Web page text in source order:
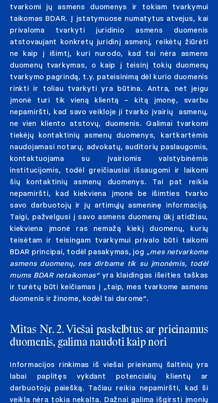
tvarkomi jų asmens duomenys ir tokiam tvarkymui
taikomas BDAR. Į įstatymuose numatytus atvejus, kai
privaloma tvarkyti juridinio asmens duomenis
atstovaujant konkretų juridinį asmenį, reikėtų žiūrėti
ne kaip į išimtį, kuri nurodo, kad tai nėra asmens
duomenų tvarkymas, o kaip į teisinį tokių duomenų
tvarkymo pagrindą, t.y. pateisinimą dėl kurio duomenis
rinkti ir toliau tvarkyti yra būtina. Antra, net jeigu
įmonė turi tik vieną klientą – kitą įmonę, svarbu
nepamiršti, kad savo veikloje ji tvarko įvairių asmenų,
ne vien kliento atstovų, duomenis. Galimai tvarkomi
tiekėjų kontaktinių asmenų duomenys, kartkartėmis
naudojamasi notarų, advokatų, auditorių paslaugomis,
kontaktuojama su įvairiomis valstybinėmis
institucijomis, todėl greičiausiai išsaugomi ir laikomi
šių kontaktinių asmenų duomenys. Tai pat reikia
nepamiršti, kad kiekviena įmonė be išimties tvarko
savo darbuotojų ir jų artimųjų asmeninę informaciją.
Taigi, pažvelgusi į savo asmens duomenų ūkį atidžiau,
kiekviena įmonė ras nemažą kiekį duomenų, kurių
teisėtam ir teisingam tvarkymui privalo būti taikomi
BDAR principai, todėl pasakymas, jog „mes netvarkome
asmens duomenų, nes dirbame tik su įmonėmis, todėl
mums BDAR netaikomas“yra klaidingas išeities taškas
ir turėtų būti keičiamas į „taip, mes tvarkome asmens
duomenis ir žinome, kodėl tai darome“.
Mitas Nr. 2. Viešai paskelbtus ar prieinamus
duomenis, galima naudoti kaip nori
Informacijos rinkimas iš viešai prieinamų šaltinių yra
labai paplitęs vykdant potencialių klientų ar
darbuotojų paiešką. Tačiau reikia nepamiršti, kad ši
veikla nėra tokia nekalta. Dažnai galima išgirsti įmonių